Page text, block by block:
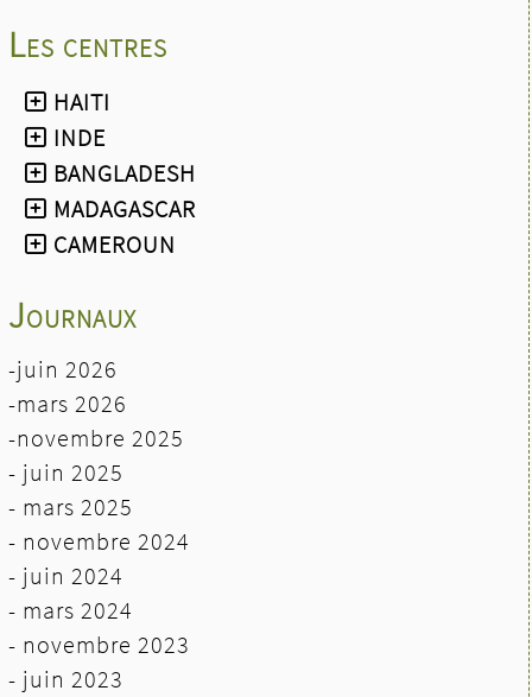
polyvalente d'Ergersheim.
Les centres
HAITI
INDE
BANGLADESH
MADAGASCAR
CAMEROUN
Journaux
-juin 2026
-mars 2026
-novembre 2025
- juin 2025
- mars 2025
- novembre 2024
- juin 2024
- mars 2024
- novembre 2023
- juin 2023